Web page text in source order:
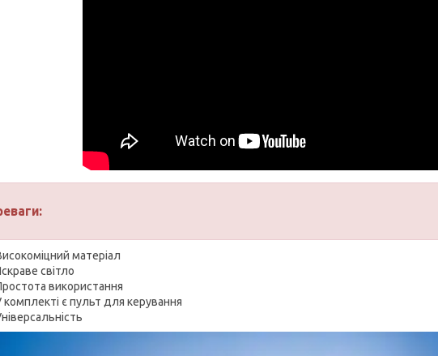
матеріал
світло
використання
комплекті є пульт для керування